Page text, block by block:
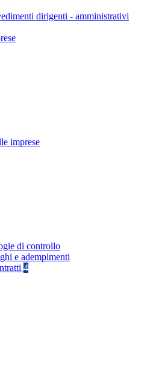
dirigenti - amministrativi
imprese
di controllo
e adempimenti
4